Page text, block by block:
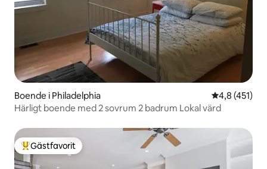
Boende i Philadelphia 4,8 av 5 i
4,8 (451)
Härligt boende med 2 sovrum 2 badrum Lokal värd
Populär gästfavorit
Gästfavorit